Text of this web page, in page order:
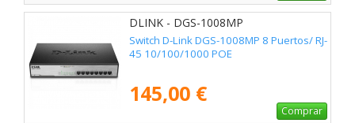
DLINK - DGS-1008MP
Switch D-Link DGS-1008MP 8 Puertos/ RJ-
45 10/100/1000 POE
145,00 €
Comprar